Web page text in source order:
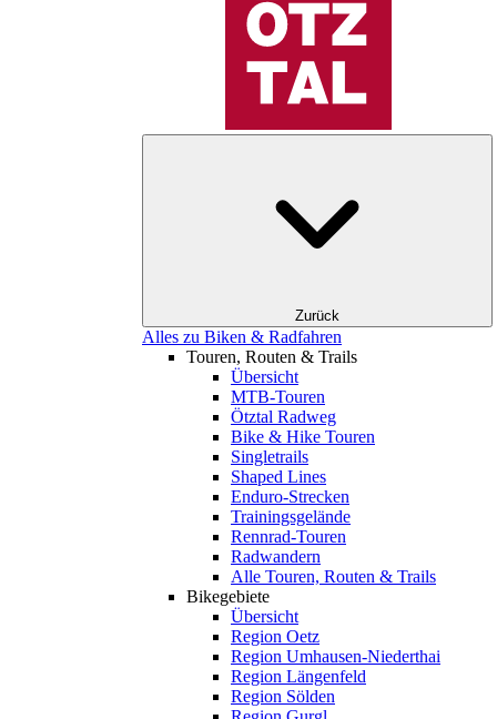
Zurück
Alles zu Biken & Radfahren
Touren, Routen & Trails
Übersicht
MTB-Touren
Ötztal Radweg
Bike & Hike Touren
Singletrails
Shaped Lines
Enduro-Strecken
Trainingsgelände
Rennrad-Touren
Radwandern
Alle Touren, Routen & Trails
Bikegebiete
Übersicht
Region Oetz
Region Umhausen-Niederthai
Region Längenfeld
Region Sölden